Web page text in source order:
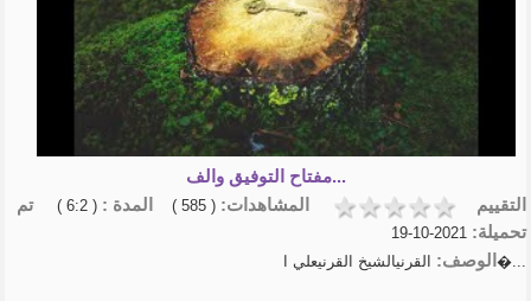
مفتاح التوفيق والف...
التقييم
المشاهدات: ( 585 ) المدة : ( 6:2 )
تم
تحميلة:
الوصف: القرنيالشيخ القرنيعلي ا�...